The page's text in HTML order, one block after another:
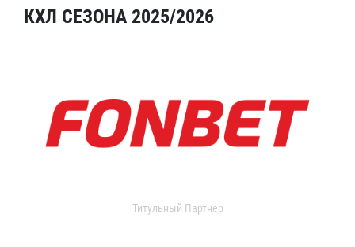
КХЛ СЕЗОНА 2025/2026
Титульный Партнер